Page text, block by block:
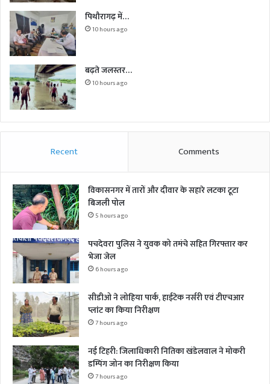
पिथौरागढ़ में…
10 hours ago
बढ़ते जलस्तर…
10 hours ago
Recent Comments
विकासनगर में तारों और दीवार के सहारे लटका टूटा
बिजली पोल
5 hours ago
पचदेवरा पुलिस ने युवक को तमंचे सहित गिरफ्तार कर
भेजा जेल
6 hours ago
सीडीओ ने लोहिया पार्क, हाईटेक नर्सरी एवं टीएचआर
प्लांट का किया निरीक्षण
7 hours ago
नई टिहरी: जिलाधिकारी नितिका खंडेलवाल ने मोकरी
डम्पिंग जोन का निरीक्षण किया
7 hours ago